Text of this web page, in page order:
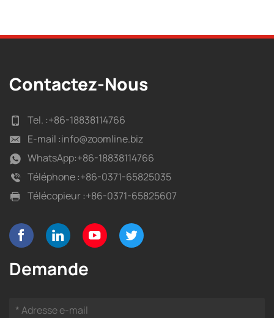
Contactez-Nous
Tel. :+86-18838114766
E-mail :info@zoomline.biz
WhatsApp:+86-18838114766
Téléphone :+86-0371-65825035
Télécopieur :+86-0371-65825607
Demande